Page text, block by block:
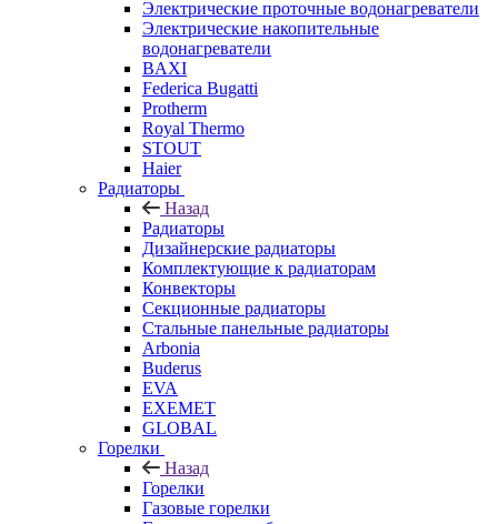
Электрические проточные водонагреватели
Электрические накопительные
водонагреватели
BAXI
Federica Bugatti
Protherm
Royal Thermo
STOUT
Haier
Радиаторы
Назад
Радиаторы
Дизайнерские радиаторы
Комплектующие к радиаторам
Конвекторы
Секционные радиаторы
Стальные панельные радиаторы
Arbonia
Buderus
EVA
EXEMET
GLOBAL
Горелки
Назад
Горелки
Газовые горелки